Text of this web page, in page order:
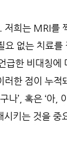
저희는 MRI를
요 없는 치료를
급한 비대칭에
러한 점이 누적
나’, 혹은 ‘아,
시키는 것을 중